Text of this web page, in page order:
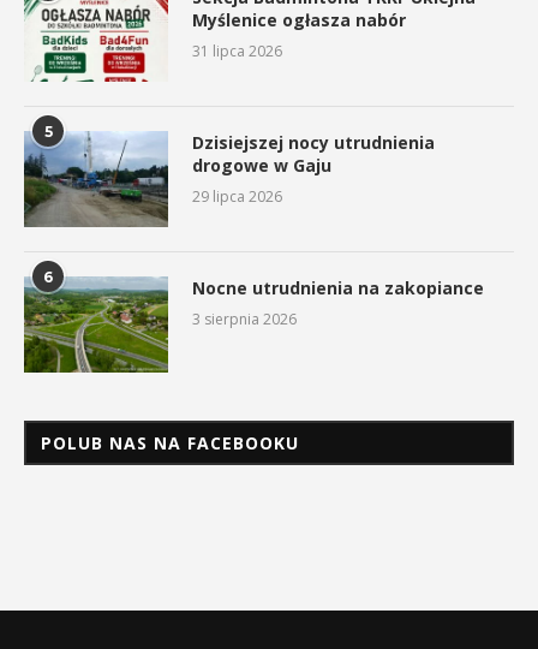
Myślenice ogłasza nabór
31 lipca 2026
5
Dzisiejszej nocy utrudnienia
drogowe w Gaju
29 lipca 2026
6 Nocne utrudnienia na zakopiance
3 sierpnia 2026
POLUB NAS NA FACEBOOKU